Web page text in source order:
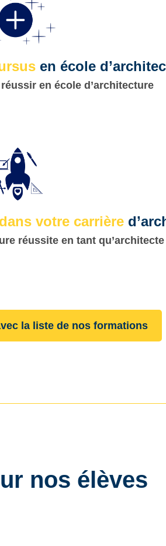
en école
en école d’architecture
votre carrière
réussite en tant qu’architecte
la liste de nos formations
nos élèves